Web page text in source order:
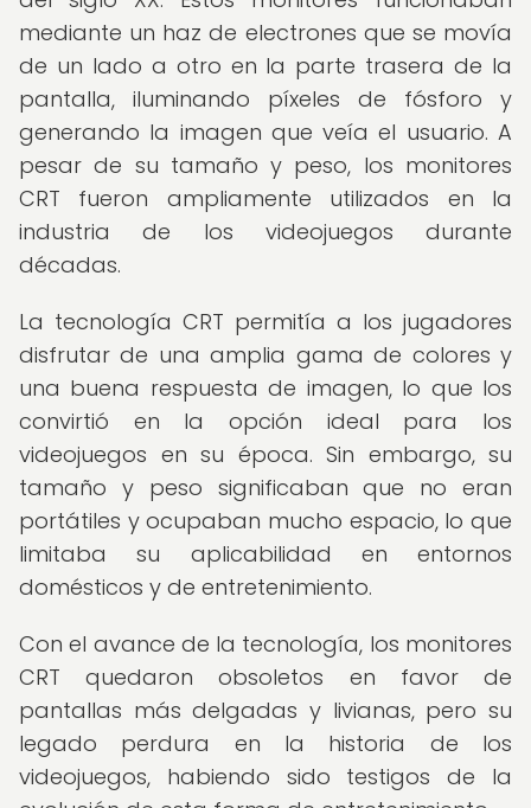
mediante un haz de electrones que se movía
de un lado a otro en la parte trasera de la
pantalla, iluminando píxeles de fósforo y
generando la imagen que veía el usuario. A
pesar de su tamaño y peso, los monitores
CRT fueron ampliamente utilizados en la
industria de los videojuegos durante
décadas.
La tecnología CRT permitía a los jugadores
disfrutar de una amplia gama de colores y
una buena respuesta de imagen, lo que los
convirtió en la opción ideal para los
videojuegos en su época. Sin embargo, su
tamaño y peso significaban que no eran
portátiles y ocupaban mucho espacio, lo que
limitaba su aplicabilidad en entornos
domésticos y de entretenimiento.
Con el avance de la tecnología, los monitores
CRT quedaron obsoletos en favor de
pantallas más delgadas y livianas, pero su
legado perdura en la historia de los
videojuegos, habiendo sido testigos de la